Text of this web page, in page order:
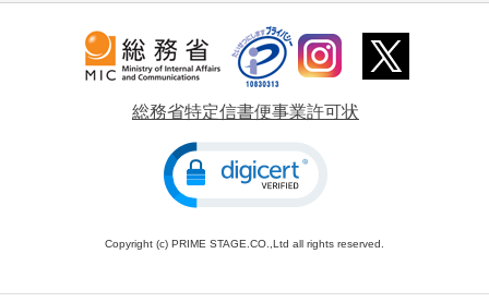
総務省特定信書便事業許可状
Copyright (c) PRIME STAGE.CO.,Ltd all rights reserved.